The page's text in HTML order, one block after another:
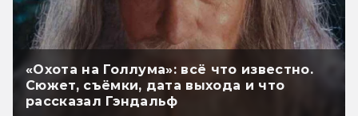
«Охота на Голлума»: всё что известно.
Сюжет, съёмки, дата выхода и что
рассказал Гэндальф